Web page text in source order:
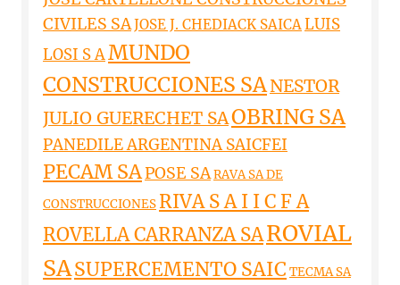
CIVILES SAJOSE J. CHEDIACK SAICALUIS
LOSI S AMUNDO
CONSTRUCCIONES SANESTOR
JULIO GUERECHET SAOBRING SA
PANEDILE ARGENTINA SAICFEI
PECAM SAPOSE SARAVA SA DE
CONSTRUCCIONES RIVA S A I I C F A
ROVELLA CARRANZA SAROVIAL
SASUPERCEMENTO SAIC TECMA SA